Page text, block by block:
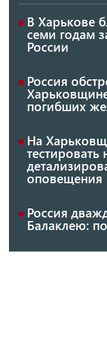
В Харькове
семи годам
России
Россия
погибших
На
оповещения
Россия
Балаклею: